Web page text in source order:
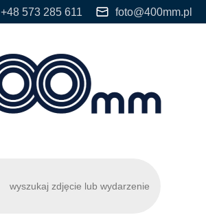
+48 573 285 611 foto@400mm.pl